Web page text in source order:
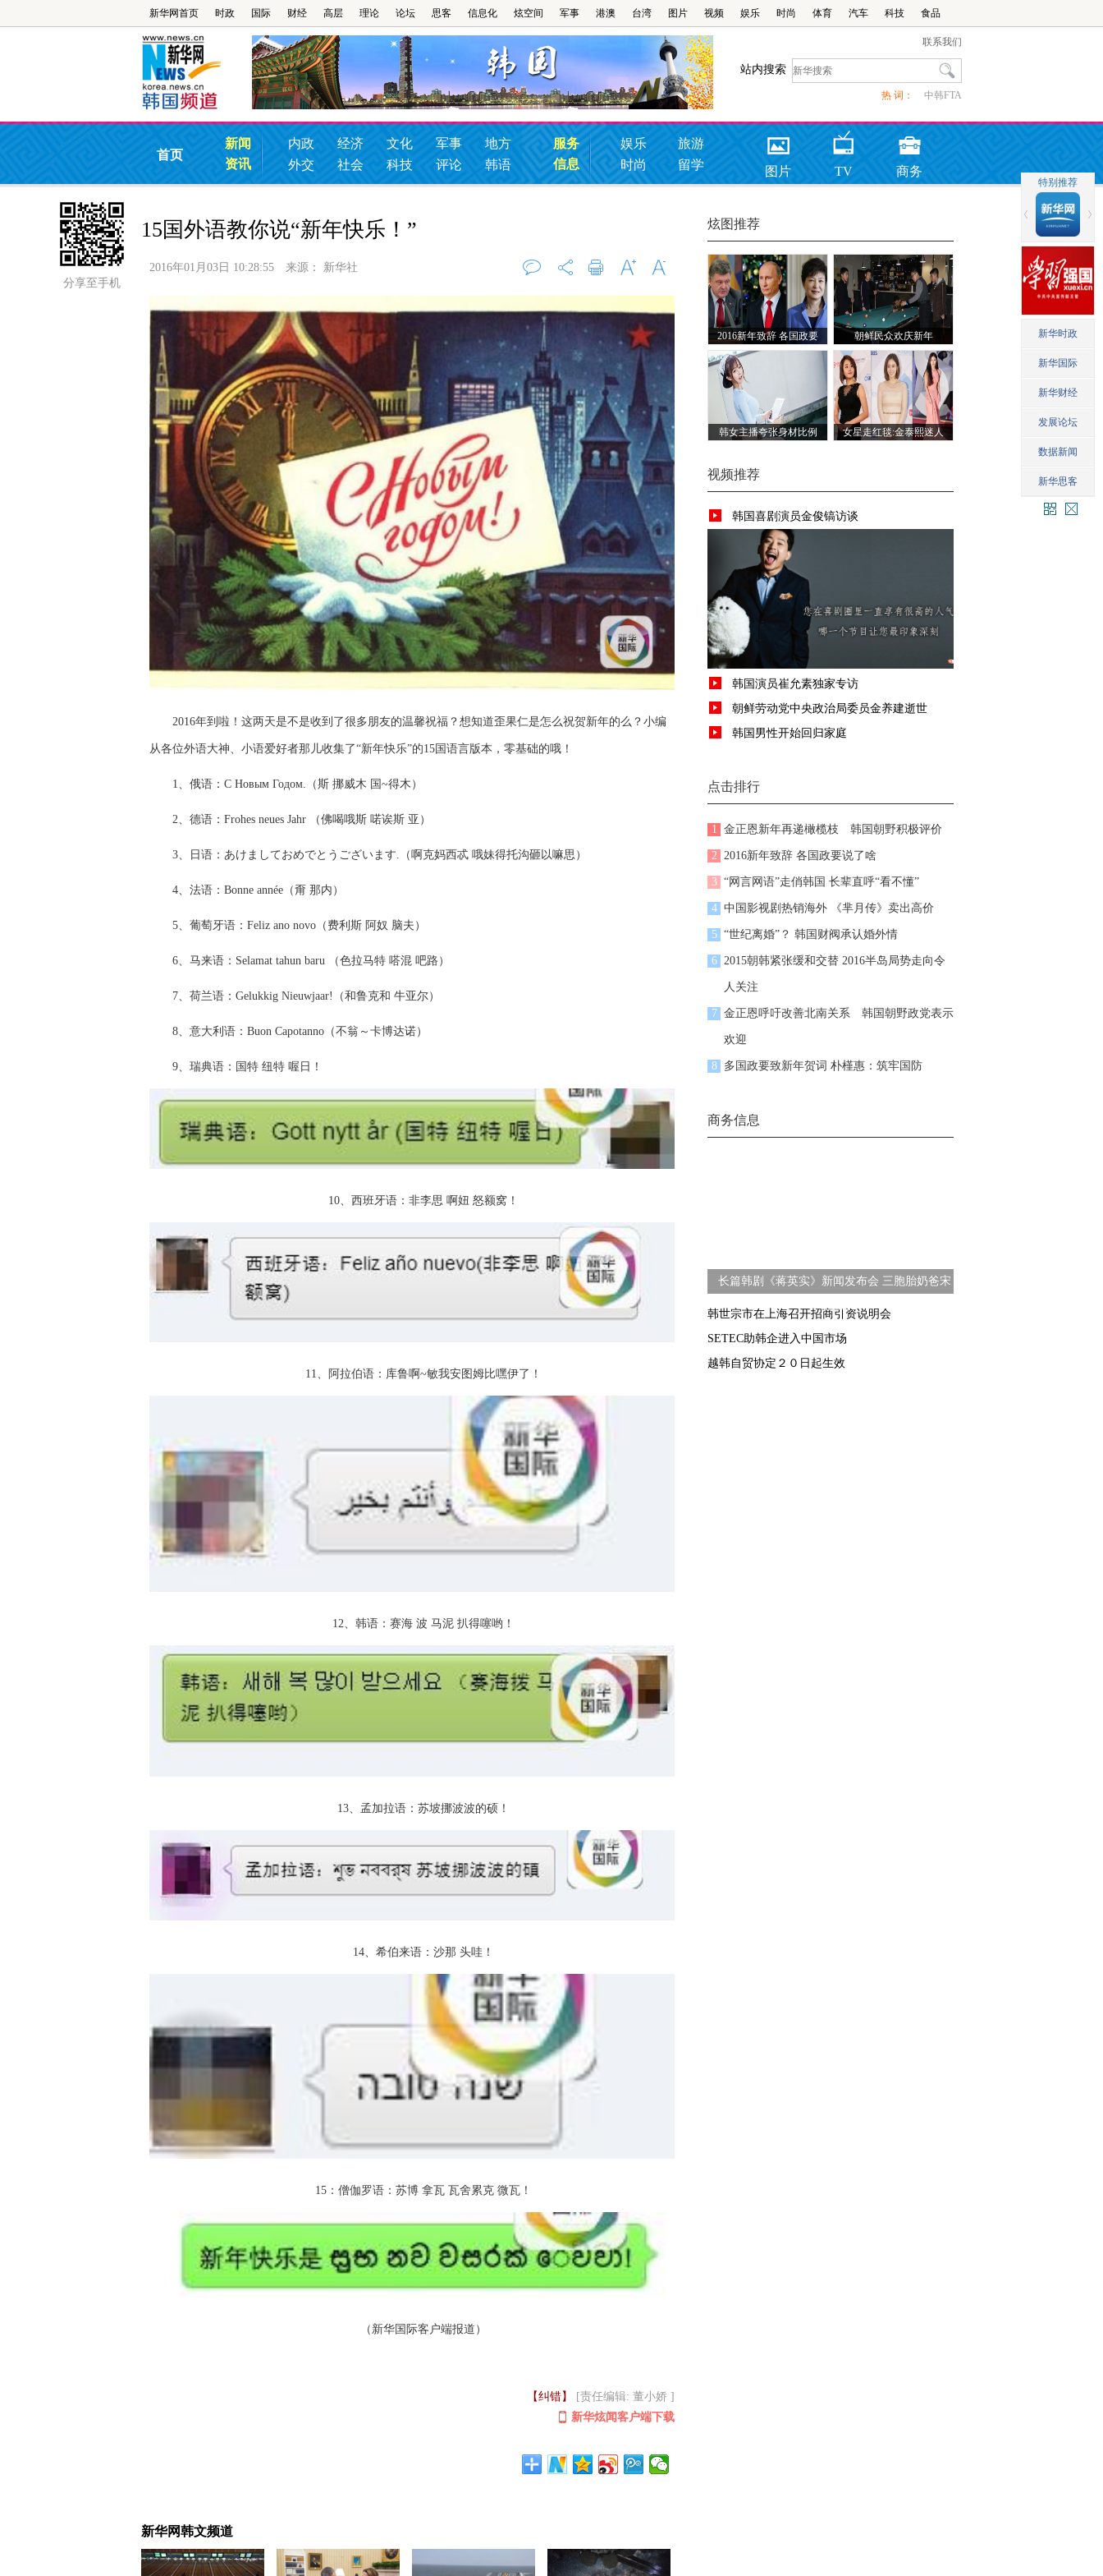
新华网首页 时政 国际 财经 高层 理论 论坛 思客 信息化 炫空间 军事 港澳 台湾 图片 视频 娱乐 时尚 体育 汽车 科技 食品
联系我们
站内搜索
热 词： 中韩FTA
首页
新闻
资讯
内政 经济 文化 军事
地方
外交
社会 科技 评论 韩语
服务
信息
娱乐
旅游
时尚
留学 图片 TV 商务
分享至手机
炫图推荐
2016新年致辞 各国政要
说了啥
朝鲜民众欢庆新年
韩女主播夸张身材比例 女星走红毯:金泰熙迷人
视频推荐
韩国喜剧演员金俊镐访谈
韩国演员崔允素独家专访
朝鲜劳动党中央政治局委员金养建逝世
韩国男性开始回归家庭
点击排行
1 金正恩新年再递橄榄枝 韩国朝野积极评价
2 2016新年致辞 各国政要说了啥
3 “网言网语”走俏韩国 长辈直呼“看不懂”
4 中国影视剧热销海外 《芈月传》卖出高价
5 “世纪离婚”？ 韩国财阀承认婚外情
6 2015朝韩紧张缓和交替 2016半岛局势走向令
人关注
7 金正恩呼吁改善北南关系 韩国朝野政党表示
欢迎
8 多国政要致新年贺词 朴槿惠：筑牢国防
商务信息
长篇韩剧《蒋英实》新闻发布会 三胞胎奶爸宋
一国出席
韩世宗市在上海召开招商引资说明会
SETEC助韩企进入中国市场
越韩自贸协定２０日起生效
15国外语教你说“新年快乐！”
2016年01月03日 10:28:55 来源： 新华社
2016年到啦！这两天是不是收到了很多朋友的温馨祝福？想知道歪果仁是怎么祝贺新年的么？小编
从各位外语大神、小语爱好者那儿收集了“新年快乐”的15国语言版本，零基础的哦！
1、俄语：С Новым Годом.（斯 挪威木 国~得木）
2、德语：Frohes neues Jahr （佛喝哦斯 喏诶斯 亚）
3、日语：あけましておめでとうございます.（啊克妈西忒 哦妹得托沟砸以嘛思）
4、法语：Bonne année（甭 那内）
5、葡萄牙语：Feliz ano novo（费利斯 阿奴 脑夫）
6、马来语：Selamat tahun baru （色拉马特 嗒混 吧路）
7、荷兰语：Gelukkig Nieuwjaar!（和鲁克和 牛亚尔）
8、意大利语：Buon Capotanno（不翁～卡博达诺）
9、瑞典语：国特 纽特 喔日！
10、西班牙语：非李思 啊妞 怒额窝！
11、阿拉伯语：库鲁啊~敏我安图姆比嘿伊了！
12、韩语：赛海 波 马泥 扒得噻哟！
13、孟加拉语：苏坡挪波波的硕！
14、希伯来语：沙那 头哇！
15：僧伽罗语：苏博 拿瓦 瓦舍累克 微瓦！
（新华国际客户端报道）
【纠错】
[责任编辑: 董小娇 ]
新华炫闻客户端下载
新华网韩文频道